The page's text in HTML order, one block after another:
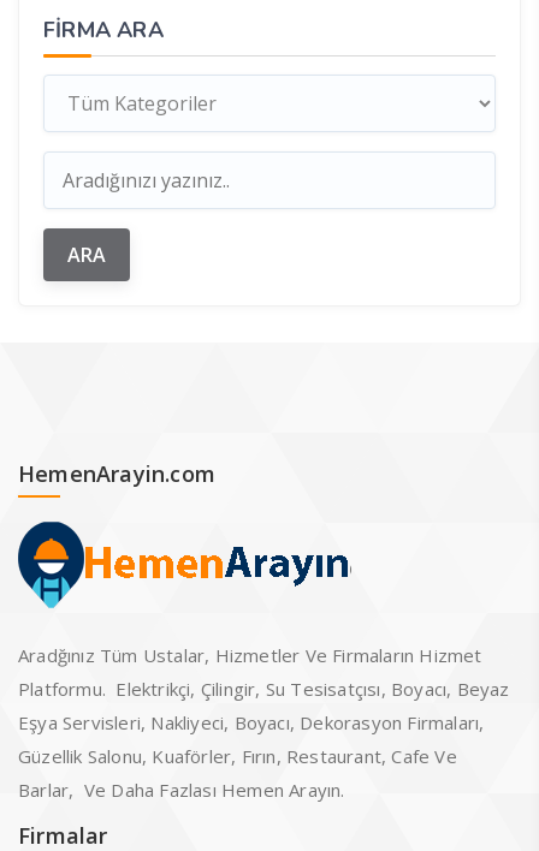
FIRMA ARA
HemenArayin.com
Aradğınız Tüm Ustalar, Hizmetler Ve Firmaların Hizmet
Platformu. Elektrikçi, Çilingir, Su Tesisatçısı, Boyacı, Beyaz
Eşya Servisleri, Nakliyeci, Boyacı, Dekorasyon Firmaları,
Güzellik Salonu, Kuaförler, Fırın, Restaurant, Cafe Ve
Barlar, Ve Daha Fazlası Hemen Arayın.
Firmalar